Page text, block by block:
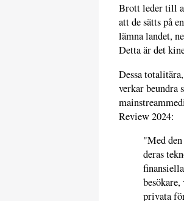
Brott leder till
att de sätts på
lämna landet,
Detta är det
Dessa
verkar beundra
Review 2024:
"Med
deras
privata